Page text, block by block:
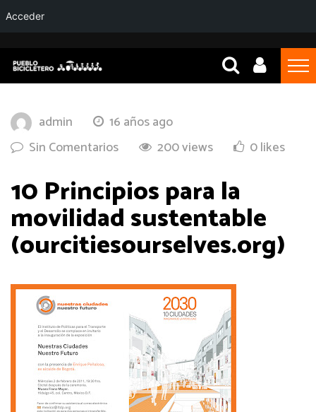
admin
16 años ago
Sin Comentarios
200 views 0 likes
10 Principios para la
movilidad sustentable
(ourcitiesourselves.org)
Acceder